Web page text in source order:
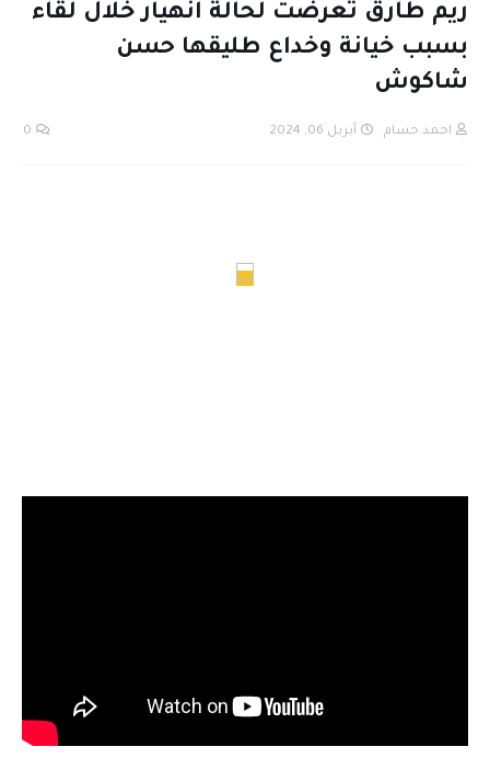
ريم طارق تعرضت لحالة انهيار خلال لقاء
بسبب خيانة وخداع طليقها حسن
شاكوش
احمد حسام أبريل 06, 2024 0